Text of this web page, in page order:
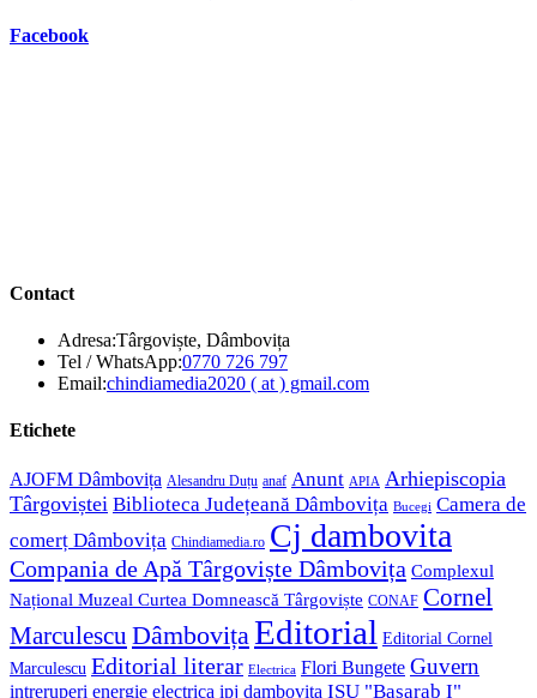
Facebook
Contact
Adresa:Târgoviște, Dâmbovița
Tel / WhatsApp:0770 726 797Opens
in
Email:chindiamedia2020 ( at ) gmail.comOpens
Etichete
AJOFM Dâmbovița Alesandru Duțu anaf Anunt APIA Arhiepiscopia
Târgoviștei Biblioteca Județeană Dâmbovița Bucegi Camera de
comerț Dâmbovița Chindiamedia.ro Cj dambovita
Compania de Apă Târgoviște Dâmbovița Complexul
Național Muzeal Curtea Domnească Târgoviște CONAF Cornel
Marculescu DâmbovițaEditorial Editorial Cornel
Marculescu Editorial literar Electrica Flori Bungete Guvern
intreruperi energie electrica ipj dambovita ISU "Basarab I"